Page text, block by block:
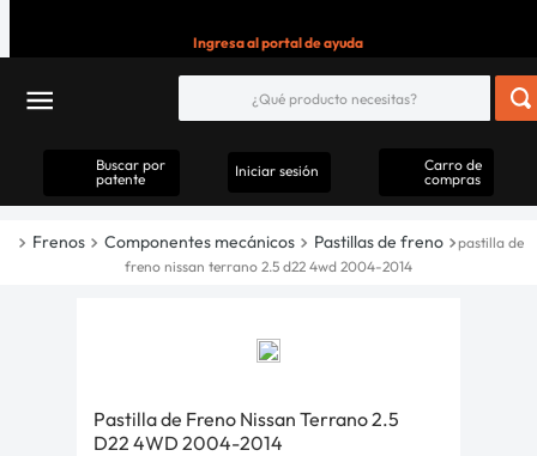
Ingresa al portal de ayuda
Buscar por
patente
Iniciar sesión
Carro de
compras
Frenos Componentes mecánicos Pastillas de freno
pastilla de
freno nissan terrano 2.5 d22 4wd 2004-2014
Pastilla de Freno Nissan Terrano 2.5
D22 4WD 2004-2014